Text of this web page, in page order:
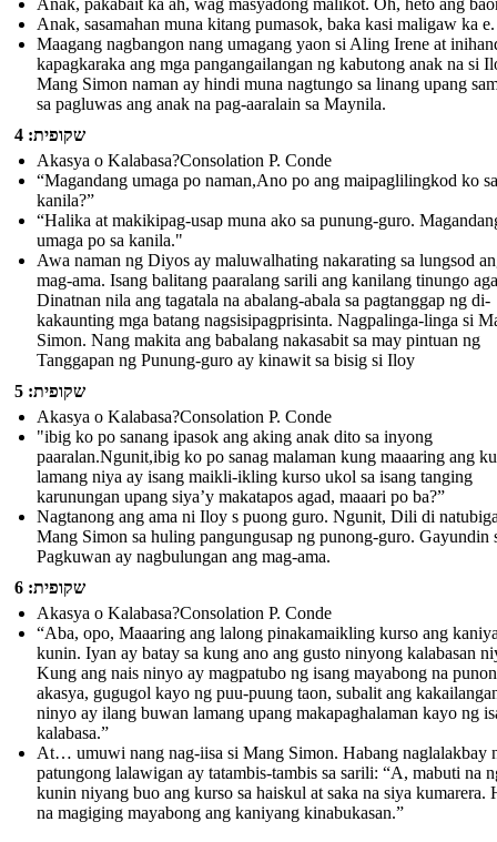
Anak, pakabait ka ah, wag masyadong malikot. Oh, heto ang
Anak, sasamahan muna kitang pumasok, baka kasi maligaw ka e.
Maagang nagbangon nang umagang yaon si Aling Irene at
kapagkaraka ang mga pangangailangan ng kabutong anak na si
Mang Simon naman ay hindi muna nagtungo sa linang upang
sa pagluwas ang anak na pag-aaralain sa Maynila.
שקופית: 4
Akasya o Kalabasa?Consolation P. Conde
“Magandang umaga po naman,Ano po ang maipaglilingkod ko sa
kanila?”
“Halika at makikipag-usap muna ako sa punung-guro.
umaga po sa kanila."
Awa naman ng Diyos ay maluwalhating nakarating sa lungsod
mag-ama. Isang balitang paaralang sarili ang kanilang tinungo
Dinatnan nila ang tagatala na abalang-abala sa pagtanggap ng di-
kakaunting mga batang nagsisipagprisinta. Nagpalinga-linga si
Simon. Nang makita ang babalang nakasabit sa may pintuan ng
Tanggapan ng Punung-guro ay kinawit sa bisig si Iloy
שקופית: 5
Akasya o Kalabasa?Consolation P. Conde
"ibig ko po sanang ipasok ang aking anak dito sa inyong
paaralan.Ngunit,ibig ko po sanag malaman kung maaaring ang
lamang niya ay isang maikli-ikling kurso ukol sa isang tanging
karunungan upang siya’y makatapos agad, maaari po ba?”
Nagtanong ang ama ni Iloy s puong guro. Ngunit, Dili di
Mang Simon sa huling pangungusap ng punong-guro. Gayundin
Pagkuwan ay nagbulungan ang mag-ama.
שקופית: 6
Akasya o Kalabasa?Consolation P. Conde
“Aba, opo, Maaaring ang lalong pinakamaikling kurso ang
kunin. Iyan ay batay sa kung ano ang gusto ninyong kalabasan
Kung ang nais ninyo ay magpatubo ng isang mayabong na
akasya, gugugol kayo ng puu-puung taon, subalit ang
ninyo ay ilang buwan lamang upang makapaghalaman kayo ng
kalabasa.”
At… umuwi nang nag-iisa si Mang Simon. Habang naglalakbay
patungong lalawigan ay tatambis-tambis sa sarili: “A, mabuti na
kunin niyang buo ang kurso sa haiskul at saka na siya kumarera.
na magiging mayabong ang kaniyang kinabukasan.”